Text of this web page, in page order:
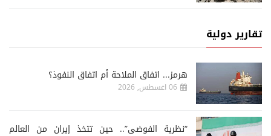
تقارير دولية
هرمز... اتفاق الملاحة أم اتفاق النفوذ؟
06 اغسطس, 2026
“نظرية الفوضى”.. حين تتخذ إيران من العالم